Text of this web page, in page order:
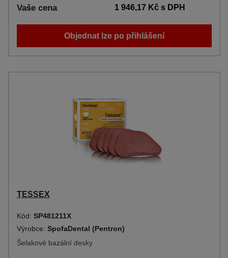
Vaše cena 1 946,17 Kčs DPH
Objednat lze po přihlášení
TESSEX
Kód: SP481211X
Výrobce: SpofaDental (Pentron)
Šelakové bazální desky